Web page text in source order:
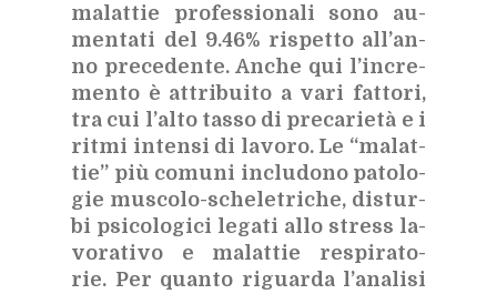
ma­lat­tie pro­fes­sio­na­li sono au­
men­ta­ti del 9.46% ri­spet­to al­l’an­
no pre­ce­den­te. An­che qui l’in­cre­
men­to è at­tri­bui­to a vari fat­to­ri,
tra cui l’al­to tas­so di pre­ca­rie­tà e i
rit­mi in­ten­si di la­vo­ro. Le “ma­lat­
tie” più co­mu­ni in­clu­do­no pa­to­lo­
gie mu­sco­lo-sche­le­tri­che, di­stur­
bi psi­co­lo­gi­ci le­ga­ti allo stress la­
vo­ra­ti­vo e ma­lat­tie re­spi­ra­to­
rie. Per quan­to ri­guar­da l’a­na­li­si